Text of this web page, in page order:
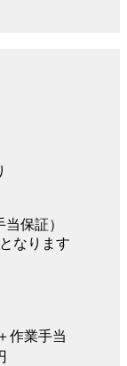
保証）
なります
作業手当